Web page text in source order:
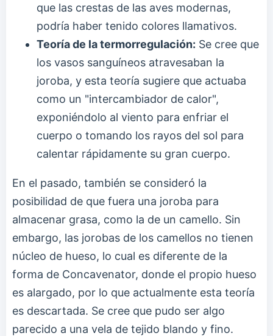
que las crestas de las aves modernas,
podría haber tenido colores llamativos.
Teoría de la termorregulación: Se cree que
los vasos sanguíneos atravesaban la
joroba, y esta teoría sugiere que actuaba
como un "intercambiador de calor",
exponiéndolo al viento para enfriar el
cuerpo o tomando los rayos del sol para
calentar rápidamente su gran cuerpo.
En el pasado, también se consideró la
posibilidad de que fuera una joroba para
almacenar grasa, como la de un camello. Sin
embargo, las jorobas de los camellos no tienen
núcleo de hueso, lo cual es diferente de la
forma de Concavenator, donde el propio hueso
es alargado, por lo que actualmente esta teoría
es descartada. Se cree que pudo ser algo
parecido a una vela de tejido blando y fino.